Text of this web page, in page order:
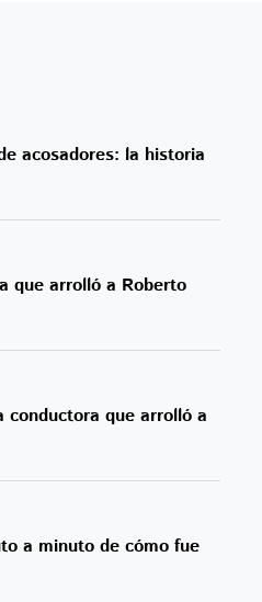
acosadores: la historia
que arrolló a Roberto
conductora que arrolló a
a minuto de cómo fue